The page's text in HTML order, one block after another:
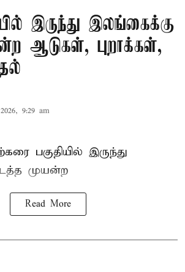
இருந்து இலங்கைக்கு
ஆடுகள், புறாக்கள்,
9:29 am
பகுதியில் இருந்து
முயன்ற
Read More